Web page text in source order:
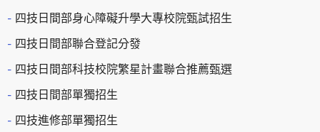
四技日間部身心障礙升學大專校院甄試招生
四技日間部聯合登記分發
四技日間部科技校院繁星計畫聯合推薦甄選
四技日間部單獨招生
四技進修部單獨招生